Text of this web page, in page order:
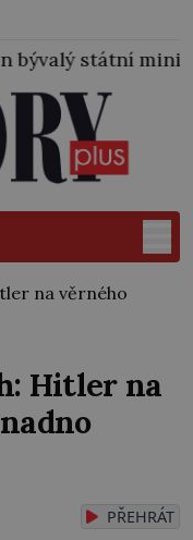
pro protektorát
na věrného
Hitler na
PŘEHRÁT